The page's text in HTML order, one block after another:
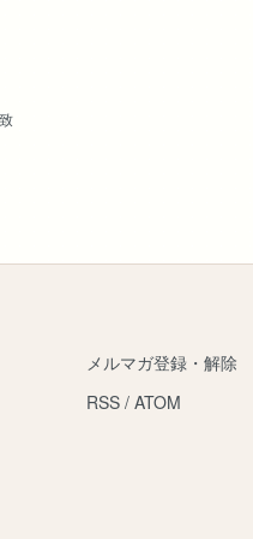
メルマガ登録・解除
RSS / ATOM